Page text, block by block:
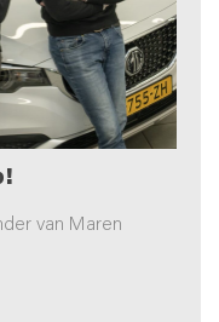
van Maren